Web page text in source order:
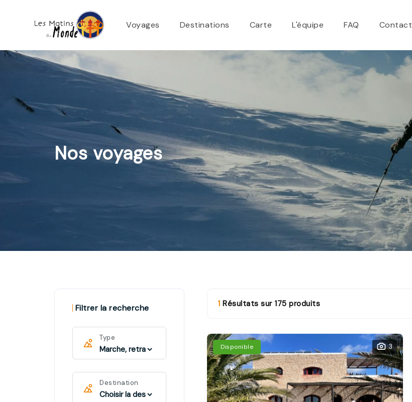
Voyages Destinations Carte L'équipe FAQ Contact
Nos voyages
Filtrer la recherche
Type
Destination
1 Résultats sur 175 produits
Disponible 3